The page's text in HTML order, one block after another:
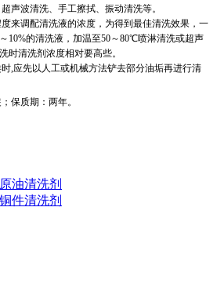
声波清洗、手工擦拭、振动清洗等。
来调配清洗液的浓度，为得到最佳清洗效果，一
10%的清洗液，加温至50～80℃喷淋清洗或超声
时清洗剂浓度相对要高些。
,应先以人工或机械方法铲去部分油垢再进行清
保质期：两年。
油清洗剂
件清洗剂